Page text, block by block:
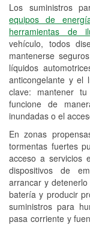
Los suministros
equipos de
herramientas de
vehículo, todos
mantenerse
líquidos
anticongelante y el
clave: mantener
funcione de
inundadas o el
En zonas
tormentas fuertes
acceso a servicios
dispositivos de
arrancar y
batería y producir
suministros para
pasa corriente y